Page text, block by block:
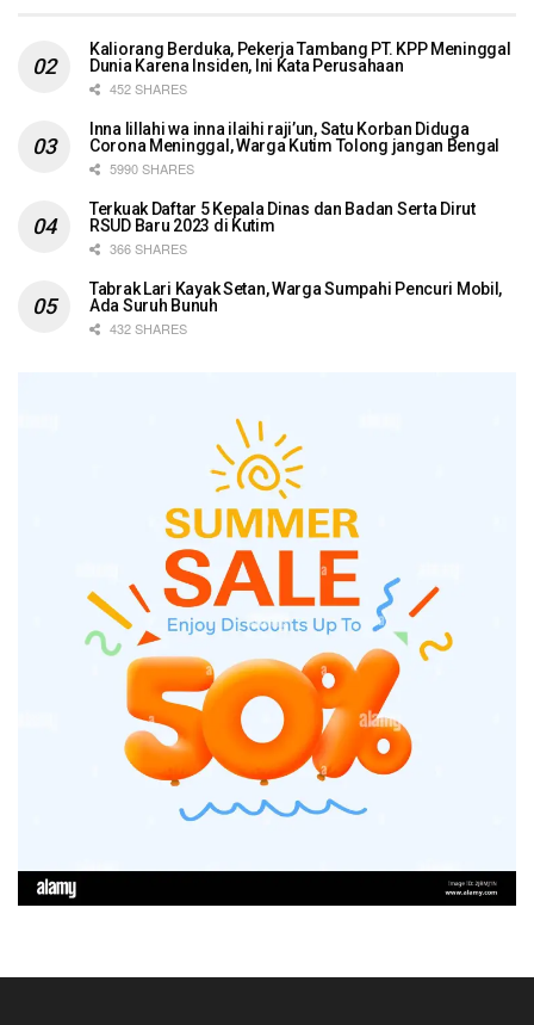
Kaliorang Berduka, Pekerja Tambang PT. KPP Meninggal
Dunia Karena Insiden, Ini Kata Perusahaan
452 SHARES
Inna lillahi wa inna ilaihi raji’un, Satu Korban Diduga
Corona Meninggal, Warga Kutim Tolong jangan Bengal
5990 SHARES
Terkuak Daftar 5 Kepala Dinas dan Badan Serta Dirut
RSUD Baru 2023 di Kutim
366 SHARES
Tabrak Lari Kayak Setan, Warga Sumpahi Pencuri Mobil,
Ada Suruh Bunuh
432 SHARES